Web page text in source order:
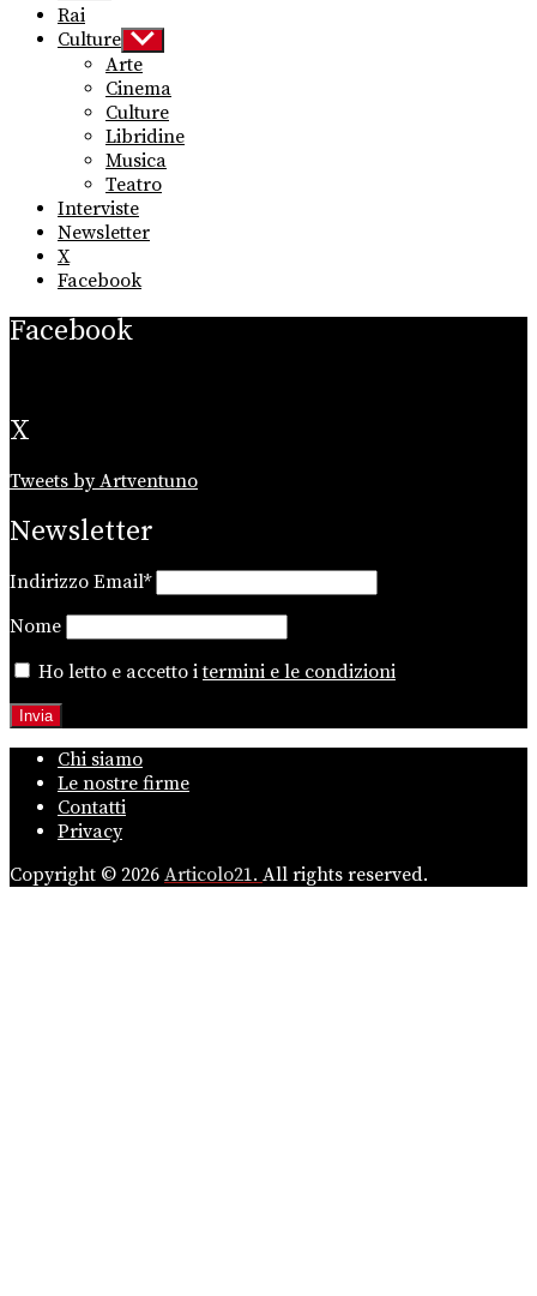
Rai
Culture Show
sub
menu
Arte
Cinema
Culture
Libridine
Musica
Teatro
Interviste
Newsletter
X
Facebook
Facebook
X
Tweets by Artventuno
Newsletter
Indirizzo Email*
Nome
Ho letto e accetto itermini e le condizioni
Chi siamo
Le nostre firme
Contatti
Privacy
Copyright © 2026 Articolo21. All rights reserved.